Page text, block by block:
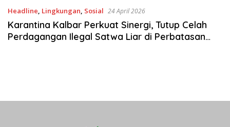
Headline, Lingkungan, Sosial 24 April 2026
Karantina Kalbar Perkuat Sinergi, Tutup Celah
Perdagangan Ilegal Satwa Liar di Perbatasan